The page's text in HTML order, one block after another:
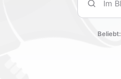
Suchen
Beliebt: